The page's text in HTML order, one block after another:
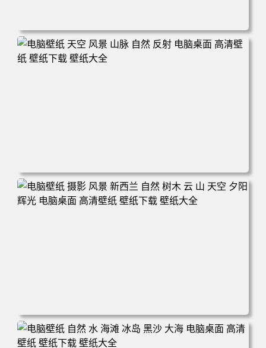
电脑壁纸 自然 河流 景观 电脑桌面 高清壁纸 壁纸下载 壁纸
大全
电脑壁纸 天空 风景 山脉 自然 反射 电脑桌面 高清壁纸 壁纸
下载 壁纸大全
电脑壁纸 摄影 风景 新西兰 自然 树木 云 山 天空 夕阳 辉光
电脑桌面 高清壁纸 壁纸下载 壁纸大全